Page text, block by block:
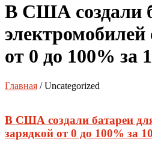
В США создали
электромобилей
от 0 до 100% за
Главная / Uncategorized
В США создали батареи
зарядкой от 0 до 100% за